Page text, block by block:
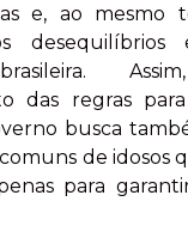
e, ao mesmo
desequilíbrios
das regras
busca
de idosos
para